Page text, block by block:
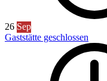
26 Sep
Gaststätte geschlossen